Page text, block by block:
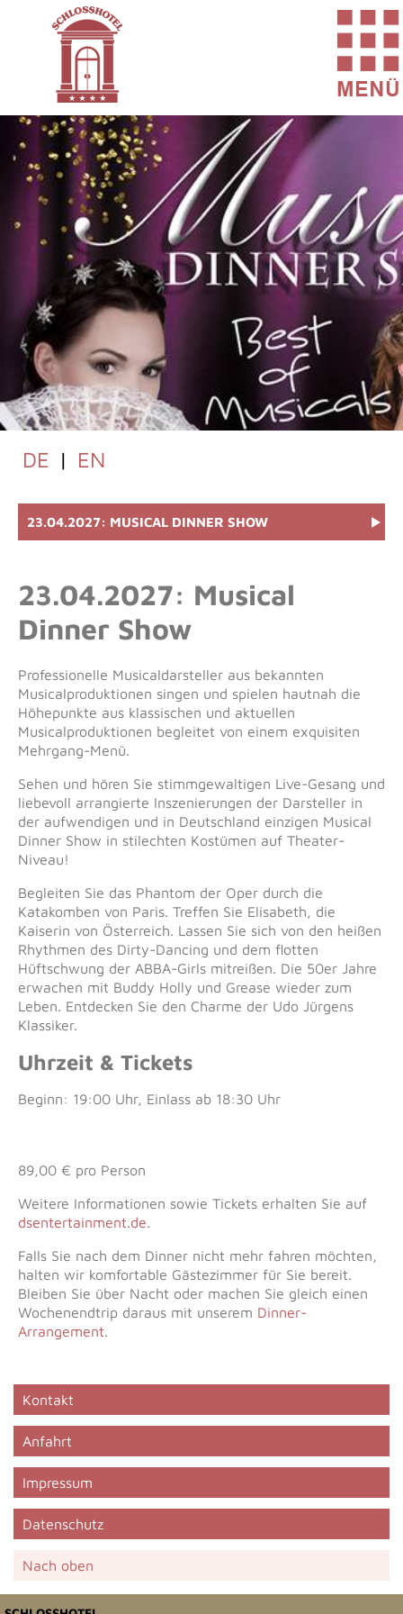
DE | EN
23.04.2027: MUSICAL DINNER SHOW
23.04.2027: Musical
Dinner Show
Professionelle Musicaldarsteller aus bekannten
Musicalproduktionen singen und spielen hautnah die
Höhepunkte aus klassischen und aktuellen
Musicalproduktionen begleitet von einem exquisiten
Mehrgang-Menü.
Sehen und hören Sie stimmgewaltigen Live-Gesang und
liebevoll arrangierte Inszenierungen der Darsteller in
der aufwendigen und in Deutschland einzigen Musical
Dinner Show in stilechten Kostümen auf Theater-
Niveau!
Begleiten Sie das Phantom der Oper durch die
Katakomben von Paris. Treffen Sie Elisabeth, die
Kaiserin von Österreich. Lassen Sie sich von den heißen
Rhythmen des Dirty-Dancing und dem flotten
Hüftschwung der ABBA-Girls mitreißen. Die 50er Jahre
erwachen mit Buddy Holly und Grease wieder zum
Leben. Entdecken Sie den Charme der Udo Jürgens
Klassiker.
Uhrzeit & Tickets
Beginn: 19:00 Uhr, Einlass ab 18:30 Uhr
89,00 € pro Person
Weitere Informationen sowie Tickets erhalten Sie auf
dsentertainment.de.
Falls Sie nach dem Dinner nicht mehr fahren möchten,
halten wir komfortable Gästezimmer für Sie bereit.
Bleiben Sie über Nacht oder machen Sie gleich einen
Wochenendtrip daraus mit unserem Dinner-
Arrangement.
Kontakt
Anfahrt
Impressum
Datenschutz
Nach oben